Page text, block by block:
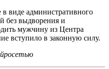
в виде административного
без выдворения и
мужчину из Центра
вступило в законную силу.